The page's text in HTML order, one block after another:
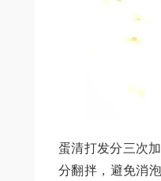
蛋清打发分三次
分翻拌，避免消